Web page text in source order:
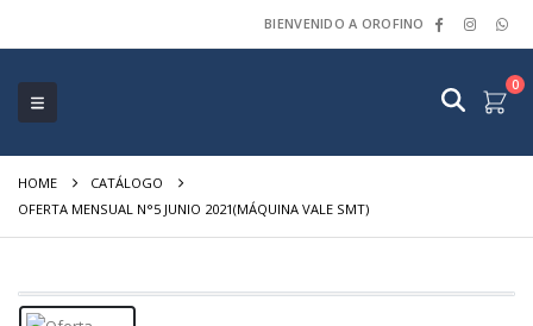
BIENVENIDO A OROFINO
0
HOME
CATÁLOGO
OFERTA MENSUAL N°5 JUNIO 2021(MÁQUINA VALE SMT)